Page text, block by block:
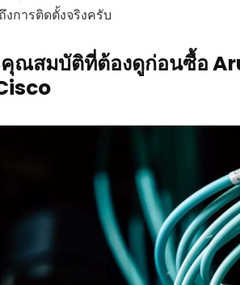
งการติดตั้งจริงครับ
ณสมบัติที่ต้องดูก่อนซื้อ